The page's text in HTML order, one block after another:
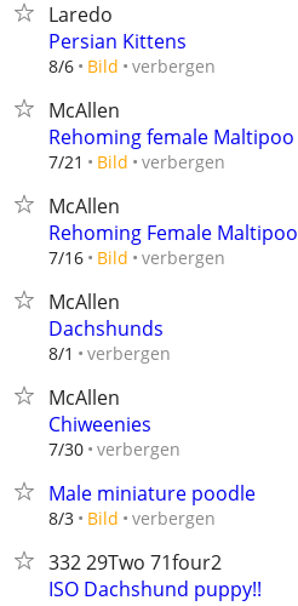
Laredo
Persian Kittens
8/6 Bild verbergen
McAllen
Rehoming female Maltipoo
7/21 Bild verbergen
McAllen
Rehoming Female Maltipoo
7/16 Bild verbergen
McAllen
Dachshunds
8/1 verbergen
McAllen
Chiweenies
7/30 verbergen
Male miniature poodle
8/3 Bild verbergen
332 29Two 71four2
ISO Dachshund puppy!!